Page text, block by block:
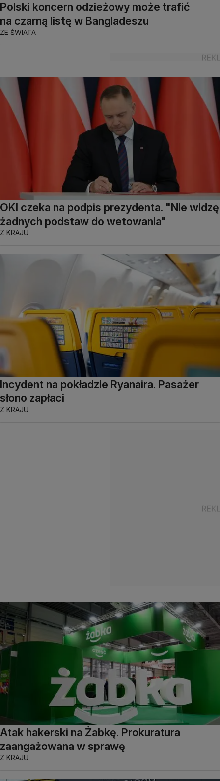
Polski koncern odzieżowy może trafić
na czarną listę w Bangladeszu
ZE ŚWIATA
OKI czeka na podpis prezydenta. "Nie widzę
żadnych podstaw do wetowania"
Z KRAJU
Incydent na pokładzie Ryanaira. Pasażer
słono zapłaci
Z KRAJU
Atak hakerski na Żabkę. Prokuratura
zaangażowana w sprawę
Z KRAJU